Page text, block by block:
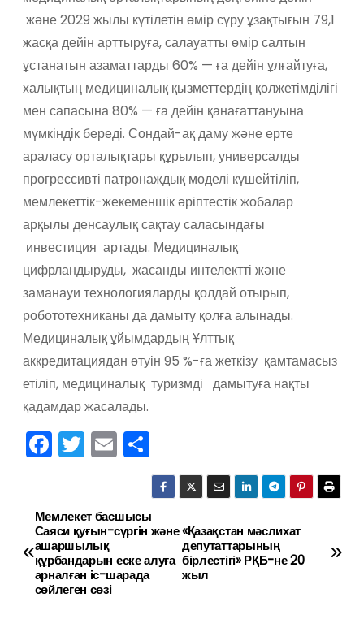
және 2029 жылы күтілетін өмір сүру ұзақтығын 79,1
жасқа дейін арттыруға, салауатты өмір салтын
ұстанатын азаматтарды 60% — ға дейін ұлғайтуға,
халықтың медициналық қызметтердің қолжетімділігі
мен сапасына 80% — ға дейін қанағаттануына
мүмкіндік береді. Сондай-ақ даму және ерте
араласу орталықтары құрылып, универсалды
прогрессивті патронаждық моделі күшейтіліп,
мемлекеттік-жекеменшік әріптестік жобалар
арқылы денсаулық сақтау саласындағы
инвестиция артады. Медициналық
цифрландыруды, жасанды интелектті және
заманауи технологияларды қолдай отырып,
робототехниканы да дамыту қолға алынады.
Медициналық ұйымдардың Ұлттық
аккредитациядан өтуін 95 %-ға жеткізу қамтамасыз
етіліп, медициналық туризмді дамытуға нақты
қадамдар жасалады.
F
a
e
b
o
o
T
w
er
E
m
l
О
тп
р
а
в
и
Н
а
в
«Қазақстан мәслихат
депутаттарының
бірлестігі» РҚБ-не 20
жыл
Мемлекет басшысы
Саяси қуғын-сүргін және
ашаршылық
құрбандарын еске алуға
арналған іс-шарада
сөйлеген сөзі